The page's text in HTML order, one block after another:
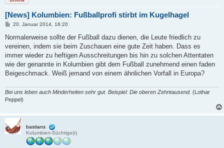
[News] Kolumbien: Fußballprofi stirbt im Kugelhagel
B
i
r
a
20. Januar 2014, 16:20
Normalerweise sollte der Fußball dazu dienen, die Leute friedlich zu
vereinen, indem sie beim Zuschauen eine gute Zeit haben. Dass es
immer wieder zu heftigen Ausschreitungen bis hin zu solchen Attentaten
wie der genannte in Kolumbien gibt dem Fußball zunehmend einen faden
Beigeschmack. Weiß jemand von einem ähnlichen Vorfall in Europa?
Bei uns leben auch Minderheiten sehr gut. Beispiel: Die oberen Zehntausend. (Lothar
Peppel)
bastians
Kolumbien-Süchtige(r)